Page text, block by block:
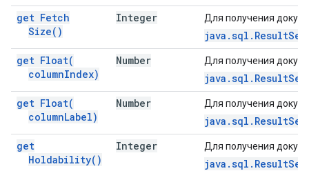
get Fetch
Size( )
Integer Для получения
get Float(
columnIndex)
Number Для получения
get Float(
columnLabel)
Number Для получения
get
Holdability( )
Integer Для получения